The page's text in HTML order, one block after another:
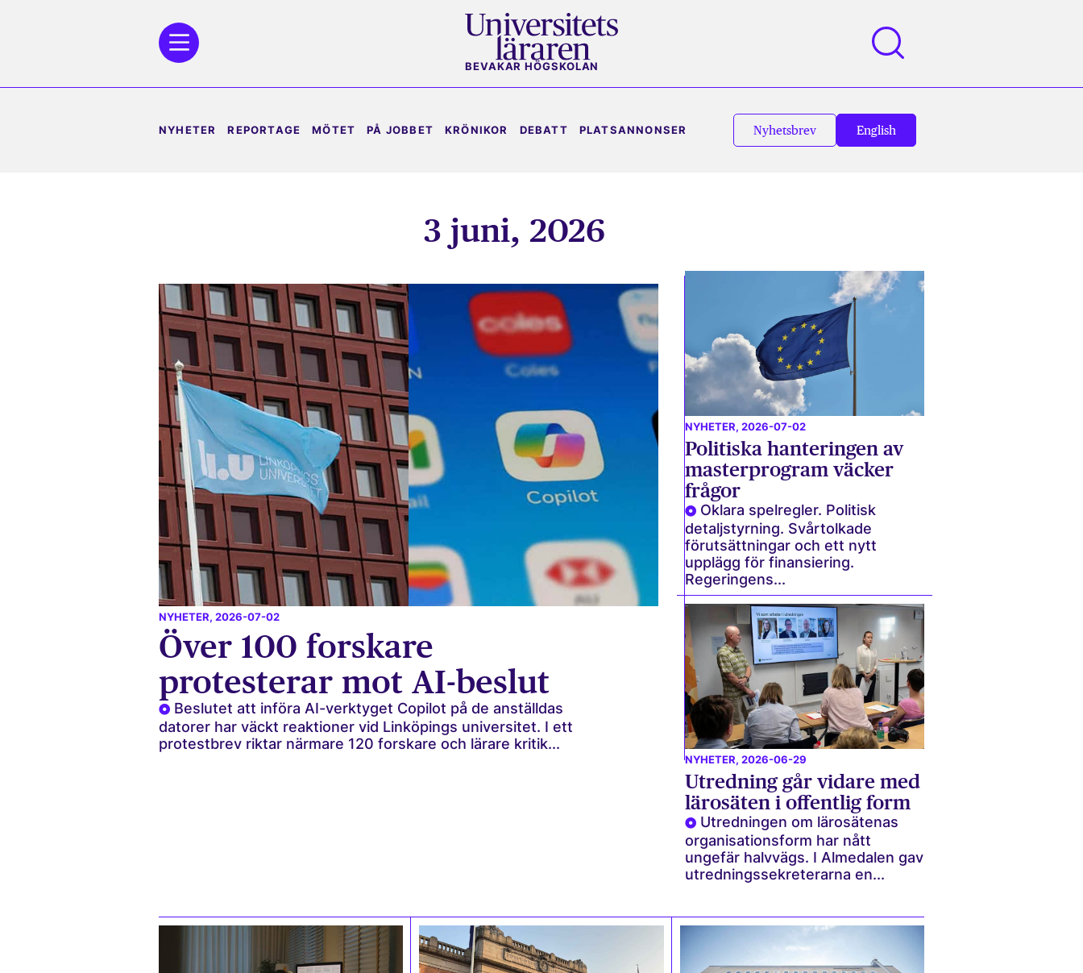
BEVAKAR HÖGSKOLAN
NYHETER REPORTAGE MÖTET PÅ JOBBET KRÖNIKOR DEBATT PLATSANNONSER Nyhetsbrev English
3 juni, 2026
NYHETER, 2026-07-02
Över 100 forskare
protesterar mot AI-beslut
Beslutet att införa AI-verktyget Copilot på de anställdas
datorer har väckt reaktioner vid Linköpings universitet. I ett
protestbrev riktar närmare 120 forskare och lärare kritik...
NYHETER, 2026-07-02
Politiska hanteringen av
masterprogram väcker
frågor
Oklara spelregler. Politisk
detaljstyrning. Svårtolkade
förutsättningar och ett nytt
upplägg för finansiering.
Regeringens...
NYHETER, 2026-06-29
Utredning går vidare med
lärosäten i offentlig form
Utredningen om lärosätenas
organisationsform har nått
ungefär halvvägs. I Almedalen gav
utredningssekreterarna en...